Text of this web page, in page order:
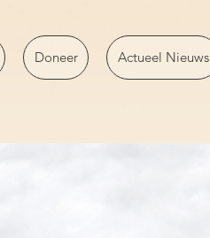
Doneer Actueel Nieuws